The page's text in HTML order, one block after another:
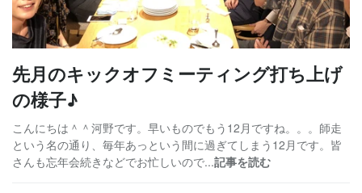
先月のキックオフミーティング打ち上げ
の様子♪
こんにちは＾＾河野です。早いものでもう12月ですね。。。師走
という名の通り、毎年あっという間に過ぎてしまう12月です。皆
さんも忘年会続きなどでお忙しいので...記事を読む